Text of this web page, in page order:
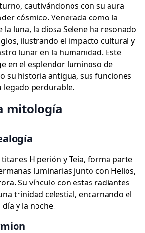
cautivándonos con su aura
cósmico. Venerada como la
la luna, la diosa Selene ha resonado
ilustrando el impacto cultural y
lunar en la humanidad. Este
en el esplendor luminoso de
su historia antigua, sus funciones
legado perdurable.
mitología
titanes Hiperión y Teia, forma parte
luminarias junto con Helios,
Su vínculo con estas radiantes
trinidad celestial, encarnando el
y la noche.